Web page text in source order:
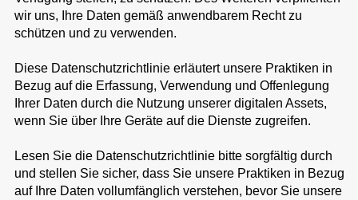
wir uns, Ihre Daten gemäß anwendbarem Recht zu
schützen und zu verwenden.
Diese Datenschutzrichtlinie erläutert unsere Praktiken in
Bezug auf die Erfassung, Verwendung und Offenlegung
Ihrer Daten durch die Nutzung unserer digitalen Assets,
wenn Sie über Ihre Geräte auf die Dienste zugreifen.
Lesen Sie die Datenschutzrichtlinie bitte sorgfältig durch
und stellen Sie sicher, dass Sie unsere Praktiken in Bezug
auf Ihre Daten vollumfänglich verstehen, bevor Sie unsere